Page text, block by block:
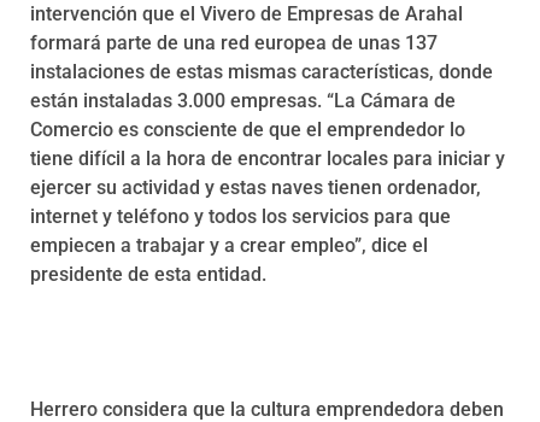
intervención que el Vivero de Empresas de Arahal
formará parte de una red europea de unas 137
instalaciones de estas mismas características, donde
están instaladas 3.000 empresas. “La Cámara de
Comercio es consciente de que el emprendedor lo
tiene difícil a la hora de encontrar locales para iniciar y
ejercer su actividad y estas naves tienen ordenador,
internet y teléfono y todos los servicios para que
empiecen a trabajar y a crear empleo”, dice el
presidente de esta entidad.
Herrero considera que la cultura emprendedora deben